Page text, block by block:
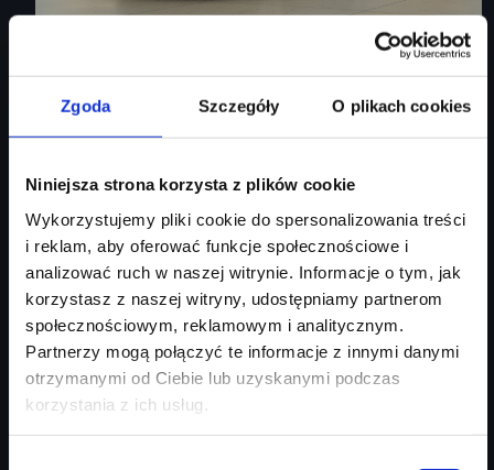
Zgoda Szczegóły O plikach cookies
Niniejsza strona korzysta z plików cookie
Wykorzystujemy pliki cookie do spersonalizowania treści
i reklam, aby oferować funkcje społecznościowe i
analizować ruch w naszej witrynie. Informacje o tym, jak
korzystasz z naszej witryny, udostępniamy partnerom
społecznościowym, reklamowym i analitycznym.
Partnerzy mogą połączyć te informacje z innymi danymi
otrzymanymi od Ciebie lub uzyskanymi podczas
korzystania z ich usług.
Audi Q3 Sportback
Rok produkcji2026
Moc silnika150 KM
Typ paliwa benzyna
Typ nadwozia
SalonAudi Centrum Gdańsk
254 460 zł
213 746 zł